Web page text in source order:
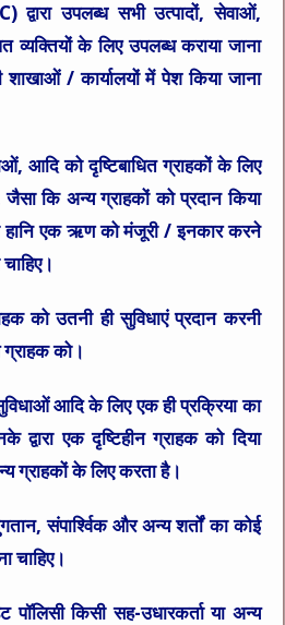
द्वारा उपलब्ध सभी उत्पादों, सेवाओं,
व्यक्तियों के लिए उपलब्ध कराया जाना
शाखाओं / कार्यालयों में पेश किया जाना
आदि को दृष्टिबाधित ग्राहकों के लिए
जैसा कि अन्य ग्राहकों को प्रदान किया
हानि एक ऋण को मंजूरी / इनकार करने
को उतनी ही सुविधाएं प्रदान करनी
ग्राहक को।
आदि के लिए एक ही प्रक्रिया का
द्वारा एक दृष्टिहीन ग्राहक को दिया
ग्राहकों के लिए करता है।
संपार्श्विक और अन्य शर्तों का कोई
चाहिए।
किसी सह-उधारकर्ता या अन्य